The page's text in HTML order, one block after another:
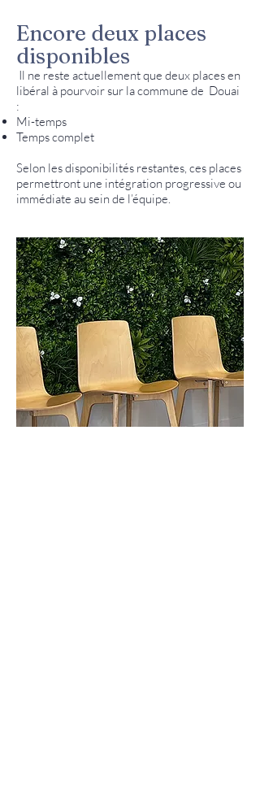
Encore deux places
disponibles
Il ne reste actuellement que deux places en
libéral à pourvoir sur la commune de Douai
:
Mi-temps
Temps complet
Selon les disponibilités restantes, ces places
permettront une intégration progressive ou
immédiate au sein de l’équipe.